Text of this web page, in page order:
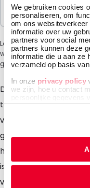
We gebruiken cookies
personaliseren, om
om ons
informatie over uw
partners voor social
partners kunnen deze
informatie die u aan ze
verzameld op basis
In onze privacy policy
we zijn, hoe u contact
Verkocht In
400 Eenheden
Let op: vanwege de
wordt bij het afrekenen
gebracht.
DaklaPack's
transferunit, biedt een
voor urinecollectie.
gesloten en
het juiste vacuüm
is beschermd met
voorkomt.